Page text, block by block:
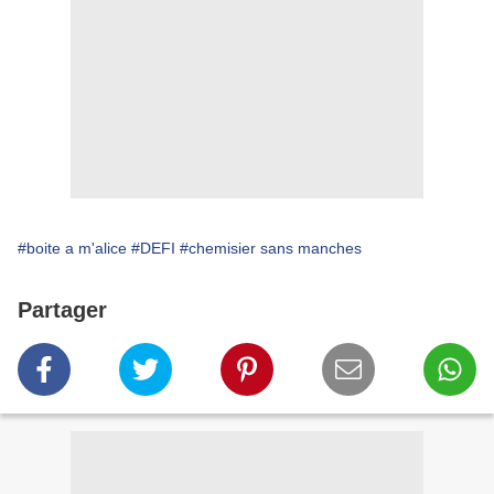
#boite a m'alice #DEFI #chemisier sans manches
Partager